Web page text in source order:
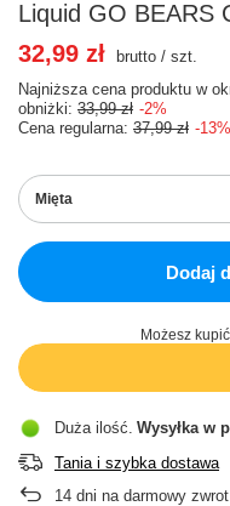
Liquid GO BEARS
Mięta
32,99 zł brutto / szt.
Najniższa cena produktu w
obniżki: 33,99 zł -2%
Cena regularna: 37,99 zł -13%
Dodaj
Możesz
Duża ilość Wysyłka w
Tania i szybka dostawa
14 dni na darmowy zwrot